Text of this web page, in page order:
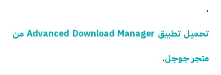
.
تحميل تطبيق Advanced Download Manager من
متجر جوجل.